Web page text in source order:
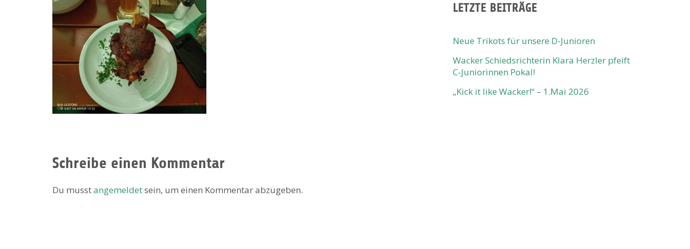
Schreibe einen Kommentar
Du musstangemeldetsein, um einen Kommentar abzugeben.
LETZTE BEITRÄGE
Neue Trikots für unsere D-Junioren
Wacker Schiedsrichterin Klara Herzler pfeift
C-Juniorinnen Pokal!
„Kick it like Wacker!“ – 1.Mai 2026